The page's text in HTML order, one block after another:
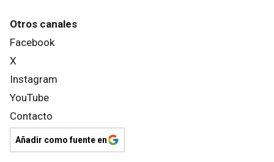
Otros canales
Facebook
X
Instagram
YouTube
Contacto
Añadir como fuente en